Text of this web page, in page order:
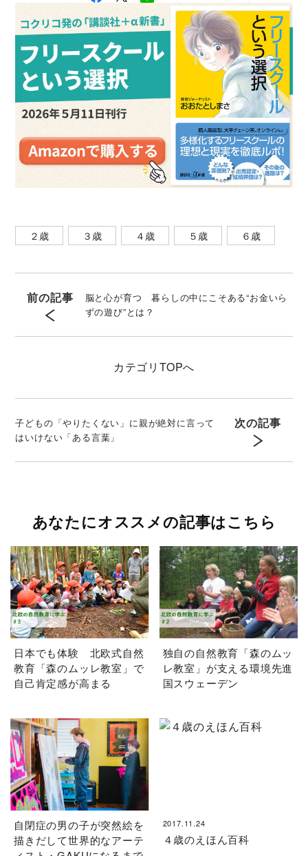
２歳 ３歳 ４歳 ５歳 ６歳
前の記事
脳と心が育つ 暮らしの中にこそある“お金いら
ずの遊び”とは？
カテゴリ TOPへ
子どもの「やりたくない」に親が絶対に言って
はいけない「ある言葉」
次の記事
あなたにオススメの記事はこちら
日本でも体験 北欧式自然
教育「森のムッレ教室」で
自己肯定感が高まる
独自の自然教育「森のムッ
レ教室」が支える環境先進
国スウェーデン
自閉症の男の子が突然絵を
描きだして世界的なアーテ
2017.11.24
４歳のえほん百科